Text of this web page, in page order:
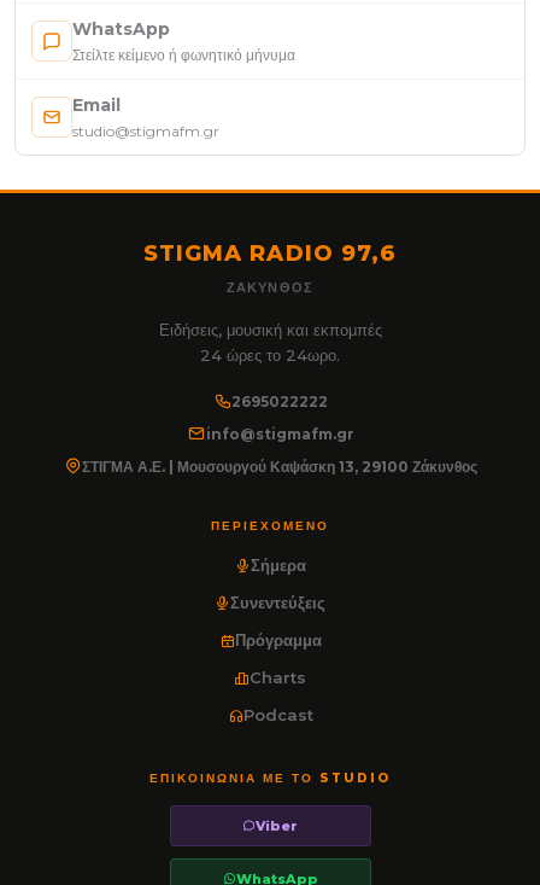
WhatsApp
Στείλτε κείμενο ή φωνητικό μήνυμα
Email
studio@stigmafm.gr
STIGMA RADIO 97,6
ΖΆΚΥΝΘΟΣ
Ειδήσεις, μουσική και εκπομπές
24 ώρες το 24ωρο.
2695022222
info@stigmafm.gr
ΣΤΙΓΜΑ Α.Ε. | Μουσουργού Καψάσκη 13, 29100 Ζάκυνθος
ΠΕΡΙΕΧΌΜΕΝΟ
Σήμερα
Συνεντεύξεις
Πρόγραμμα
Charts
Podcast
ΕΠΙΚΟΙΝΩΝΊΑ ΜΕ ΤΟ STUDIO
Viber
WhatsApp